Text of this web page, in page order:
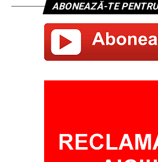
ABONEAZĂ-TE